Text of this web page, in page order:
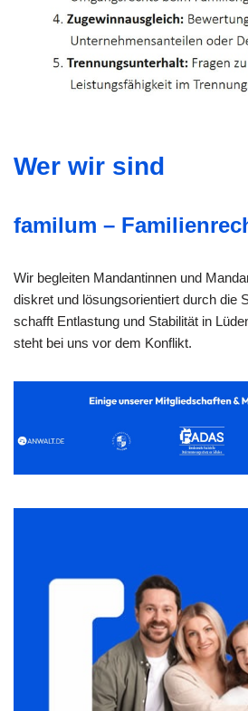
Wer wir sind
familum –
Wir begleiten Mandantinnen und
diskret und lösungsorientiert durch die
schafft Entlastung und Stabilität in
steht bei uns vor dem Konflikt.